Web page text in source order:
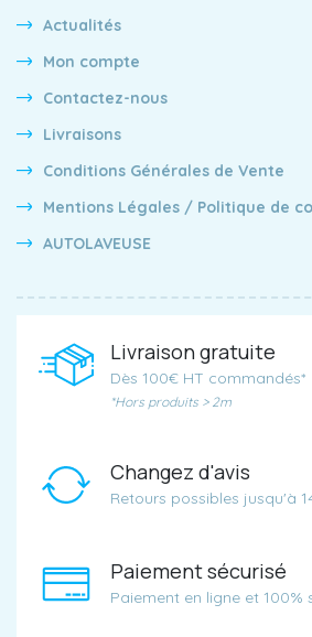
Actualités
Mon compte
Contactez-nous
Livraisons
Conditions Générales de Vente
Mentions Légales / Politique de
AUTOLAVEUSE
Livraison gratuite
Dès 100€ HT commandés*
*Hors produits > 2m
Changez d'avis
Retours possibles jusqu'à
Paiement sécurisé
Paiement en ligne et 100%